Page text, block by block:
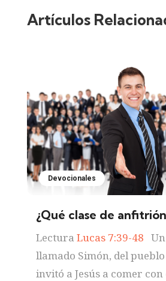
Artículos
Devocionales
¿Qué clase de
Lectura Lucas 7:39-48
llamado Simón, del
invitó a Jesús a comer